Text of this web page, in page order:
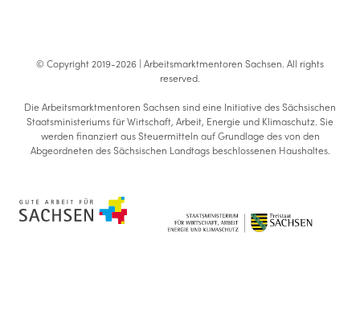
© Copyright 2019-2026 | Arbeitsmarktmentoren Sachsen. All rights
reserved.
Die Arbeitsmarktmentoren Sachsen sind eine Initiative des Sächsischen
Staatsministeriums für Wirtschaft, Arbeit, Energie und Klimaschutz. Sie
werden finanziert aus Steuermitteln auf Grundlage des von den
Abgeordneten des Sächsischen Landtags beschlossenen Haushaltes.